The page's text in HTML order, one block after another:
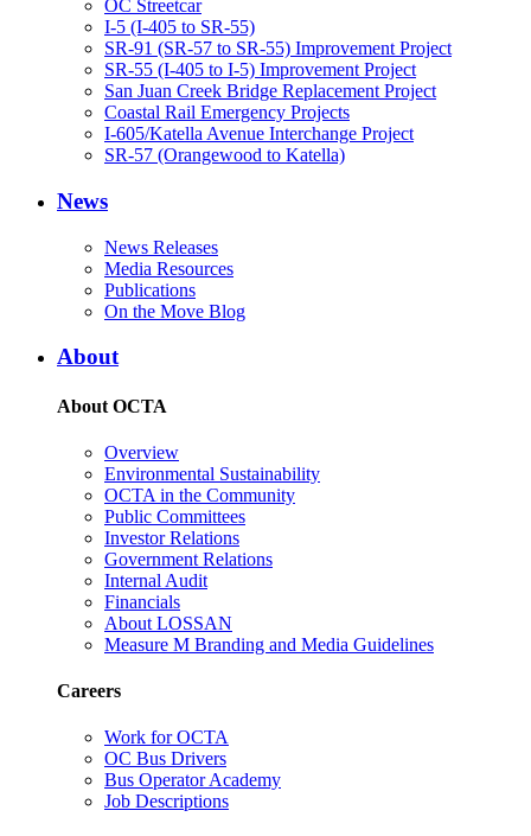
OC Streetcar
I-5 (I-405 to SR-55)
SR-91 (SR-57 to SR-55) Improvement Project
SR-55 (I-405 to I-5) Improvement Project
San Juan Creek Bridge Replacement Project
Coastal Rail Emergency Projects
I-605/Katella Avenue Interchange Project
SR-57 (Orangewood to Katella)
News
News Releases
Media Resources
Publications
On the Move Blog
About
About OCTA
Overview
Environmental Sustainability
OCTA in the Community
Public Committees
Investor Relations
Government Relations
Internal Audit
Financials
About LOSSAN
Measure M Branding and Media Guidelines
Careers
Work for OCTA
OC Bus Drivers
Bus Operator Academy
Job Descriptions